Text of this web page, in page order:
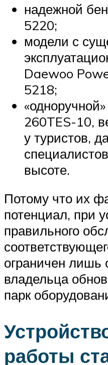
надежной
5220;
модели с
Daewoo
5218;
260TES-10,
у туристов,
высоте.
Потому что их
потенциал, при
правильного
ограничен лишь
владельца
парк
работы